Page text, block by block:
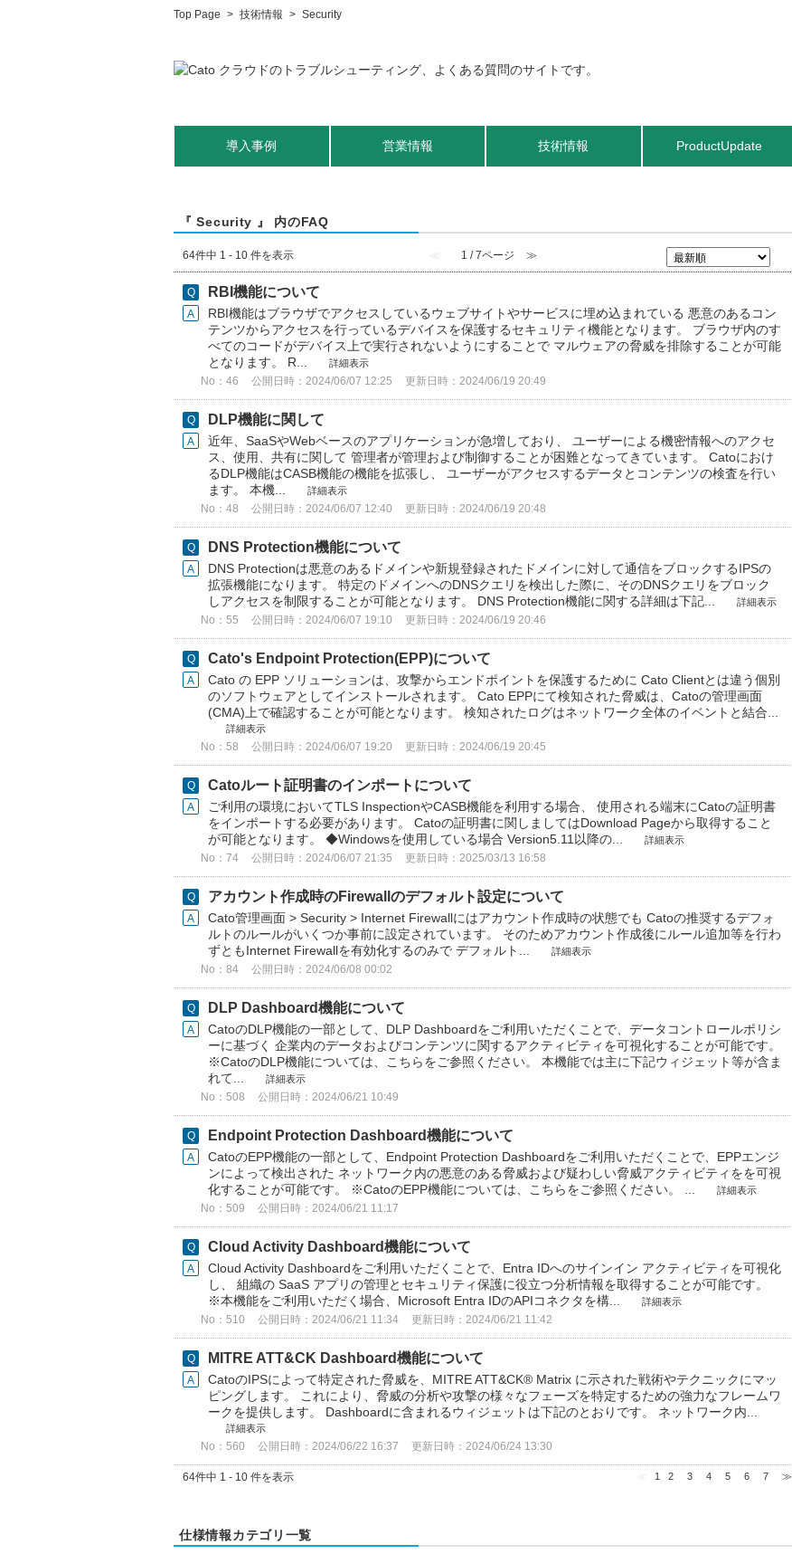
Top Page > 技術情報 > Security
導入事例 営業情報 技術情報 ProductUpdate
『 Security 』 内のFAQ
64件中 1 - 10 件を表示 ≪ 1 / 7ページ ≫
RBI機能について
RBI機能はブラウザでアクセスしているウェブサイトやサービスに埋め込まれている 悪意のあるコン
テンツからアクセスを行っているデバイスを保護するセキュリティ機能となります。 ブラウザ内のす
べてのコードがデバイス上で実行されないようにすることで マルウェアの脅威を排除することが可能
となります。 R...
詳細表示
No：46 公開日時：2024/06/07 12:25 更新日時：2024/06/19 20:49
DLP機能に関して
近年、SaaSやWebベースのアプリケーションが急増しており、 ユーザーによる機密情報へのアクセ
ス、使用、共有に関して 管理者が管理および制御することが困難となってきています。 Catoにおけ
るDLP機能はCASB機能の機能を拡張し、 ユーザーがアクセスするデータとコンテンツの検査を行い
ます。 本機...
詳細表示
No：48 公開日時：2024/06/07 12:40 更新日時：2024/06/19 20:48
DNS Protection機能について
DNS Protectionは悪意のあるドメインや新規登録されたドメインに対して通信をブロックするIPSの
拡張機能になります。 特定のドメインへのDNSクエリを検出した際に、そのDNSクエリをブロック
しアクセスを制限することが可能となります。 DNS Protection機能に関する詳細は下記...
詳細表示
No：55 公開日時：2024/06/07 19:10 更新日時：2024/06/19 20:46
Cato's Endpoint Protection(EPP)について
Cato の EPP ソリューションは、攻撃からエンドポイントを保護するために Cato Clientとは違う個別
のソフトウェアとしてインストールされます。 Cato EPPにて検知された脅威は、Catoの管理画面
(CMA)上で確認することが可能となります。 検知されたログはネットワーク全体のイベントと結合...
詳細表示
No：58 公開日時：2024/06/07 19:20 更新日時：2024/06/19 20:45
Catoルート証明書のインポートについて
ご利用の環境においてTLS InspectionやCASB機能を利用する場合、 使用される端末にCatoの証明書
をインポートする必要があります。 Catoの証明書に関しましてはDownload Pageから取得すること
が可能となります。 ◆Windowsを使用している場合 Version5.11以降の...
詳細表示
No：74 公開日時：2024/06/07 21:35 更新日時：2025/03/13 16:58
アカウント作成時のFirewallのデフォルト設定について
Cato管理画面 > Security > Internet Firewallにはアカウント作成時の状態でも Catoの推奨するデフォ
ルトのルールがいくつか事前に設定されています。 そのためアカウント作成後にルール追加等を行わ
ずともInternet Firewallを有効化するのみで デフォルト...
詳細表示
No：84 公開日時：2024/06/08 00:02
DLP Dashboard機能について
CatoのDLP機能の一部として、DLP Dashboardをご利用いただくことで、データコントロールポリシ
ーに基づく 企業内のデータおよびコンテンツに関するアクティビティを可視化することが可能です。
※CatoのDLP機能については、こちらをご参照ください。 本機能では主に下記ウィジェット等が含ま
れて...
詳細表示
No：508 公開日時：2024/06/21 10:49
Endpoint Protection Dashboard機能について
CatoのEPP機能の一部として、Endpoint Protection Dashboardをご利用いただくことで、EPPエンジ
ンによって検出された ネットワーク内の悪意のある脅威および疑わしい脅威アクティビティをを可視
化することが可能です。 ※CatoのEPP機能については、こちらをご参照ください。 ...
詳細表示
No：509 公開日時：2024/06/21 11:17
Cloud Activity Dashboard機能について
Cloud Activity Dashboardをご利用いただくことで、Entra IDへのサインイン アクティビティを可視化
し、 組織の SaaS アプリの管理とセキュリティ保護に役立つ分析情報を取得することが可能です。
※本機能をご利用いただく場合、Microsoft Entra IDのAPIコネクタを構...
詳細表示
No：510 公開日時：2024/06/21 11:34 更新日時：2024/06/21 11:42
MITRE ATT&CK Dashboard機能について
CatoのIPSによって特定された脅威を、MITRE ATT&CK® Matrix に示された戦術やテクニックにマッ
ピングします。 これにより、脅威の分析や攻撃の様々なフェーズを特定するための強力なフレームワ
ークを提供します。 Dashboardに含まれるウィジェットは下記のとおりです。 ネットワーク内...
詳細表示
No：560 公開日時：2024/06/22 16:37 更新日時：2024/06/24 13:30
64件中 1 - 10 件を表示 1 2 3 4 5 6 7 ≫
仕様情報カテゴリ一覧